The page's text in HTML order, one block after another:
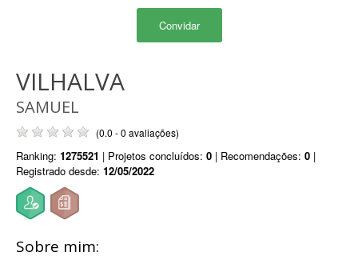
Convidar
VILHALVA
SAMUEL
(0.0 - 0 avaliações)
Ranking: 1275521 | Projetos concluídos: 0 | Recomendações: 0 |
Registrado desde: 12/05/2022
Sobre mim: